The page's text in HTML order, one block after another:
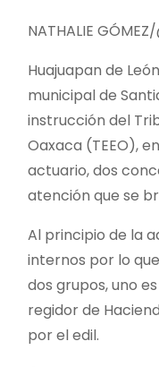
NATHALIE
Huajuapan de
municipal de
instrucción del
Oaxaca (TEEO),
actuario, dos
atención que se
Al principio de la
internos por lo
dos grupos, uno
regidor de
por el edil.